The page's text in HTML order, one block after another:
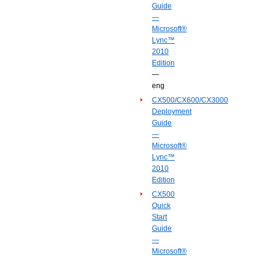
Guide
—
Microsoft®
Lync™
2010
Edition
—
eng
CX500/CX600/CX3000
Deployment
Guide
—
Microsoft®
Lync™
2010
Edition
CX500
Quick
Start
Guide
—
Microsoft®